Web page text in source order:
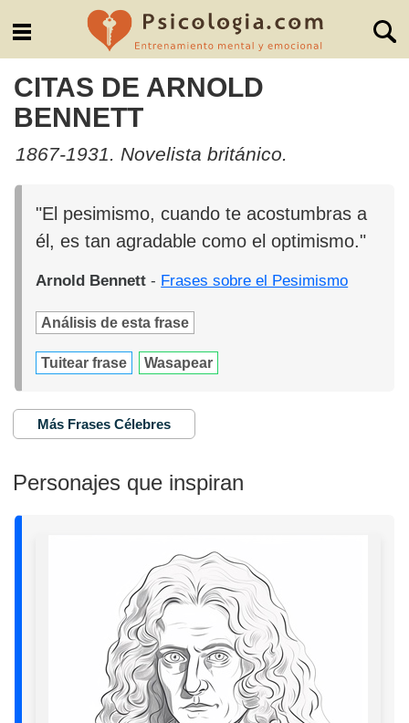
CITAS DE ARNOLD
BENNETT
1867-1931. Novelista británico.
"El pesimismo, cuando te acostumbras a
él, es tan agradable como el optimismo."
Arnold Bennett - Frases sobre el Pesimismo
Análisis de esta frase
Tuitear frase Wasapear
Más Frases Célebres
Personajes que inspiran